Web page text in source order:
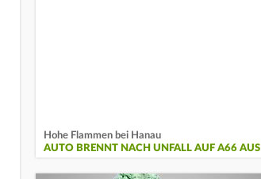
Hohe Flammen bei Hanau
AUTO BRENNT NACH UNFALL AUF A66 AUS